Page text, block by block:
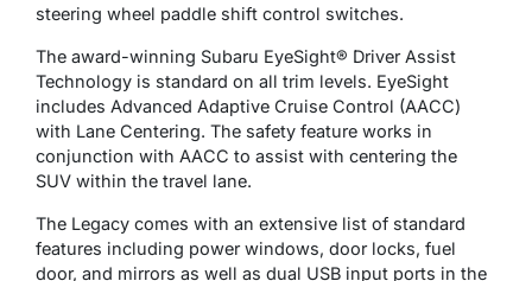
steering wheel paddle shift control switches.
The award-winning Subaru EyeSight® Driver Assist
Technology is standard on all trim levels. EyeSight
includes Advanced Adaptive Cruise Control (AACC)
with Lane Centering. The safety feature works in
conjunction with AACC to assist with centering the
SUV within the travel lane.
The Legacy comes with an extensive list of standard
features including power windows, door locks, fuel
door, and mirrors as well as dual USB input ports in the